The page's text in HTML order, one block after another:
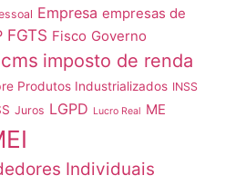
Empresa empresas de
FGTS Fisco Governo
imposto de renda
Produtos Industrializados INSS
Juros LGPD Lucro Real ME
Individuais